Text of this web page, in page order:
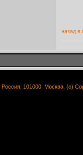
назад в
Россия, 101000, Москва. (c)